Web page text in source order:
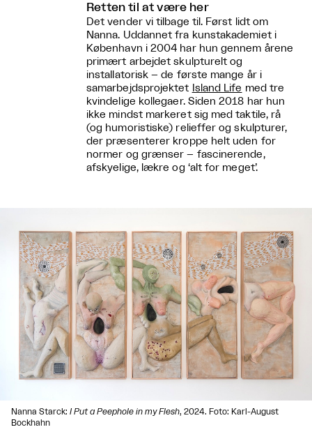
Retten til at være her
Det vender vi tilbage til. Først lidt om
Nanna. Uddannet fra kunstakademiet i
København i 2004 har hun gennem årene
primært arbejdet skulpturelt og
installatorisk – de første mange år i
samarbejdsprojektet Island Life med tre
kvindelige kollegaer. Siden 2018 har hun
ikke mindst markeret sig med taktile, rå
(og humoristiske) relieffer og skulpturer,
der præsenterer kroppe helt uden for
normer og grænser – fascinerende,
afskyelige, lækre og ‘alt for meget’.
Nanna Starck: I Put a Peephole in my Flesh, 2024. Foto: Karl-August
Bockhahn